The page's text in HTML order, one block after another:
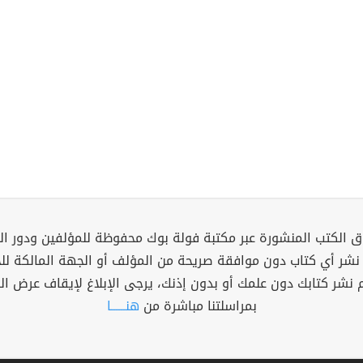
الكتب المنشورة عبر مكتبة فولة بوك محفوظة للمؤلفين ودور
نشر أي كتاب دون موافقة صريحة من المؤلف أو الجهة المالكة
نشر كتابك دون علمك أو بدون إذنك، يرجى الإبلاغ لإيقاف عرض
بمراسلتنا مباشرة من هنــــــا